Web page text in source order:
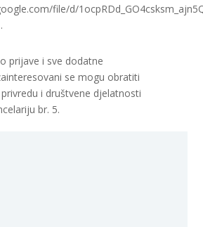
file/d/
prijave i sve dodatne
se mogu obratiti
i društvene djelatnosti
br. 5.